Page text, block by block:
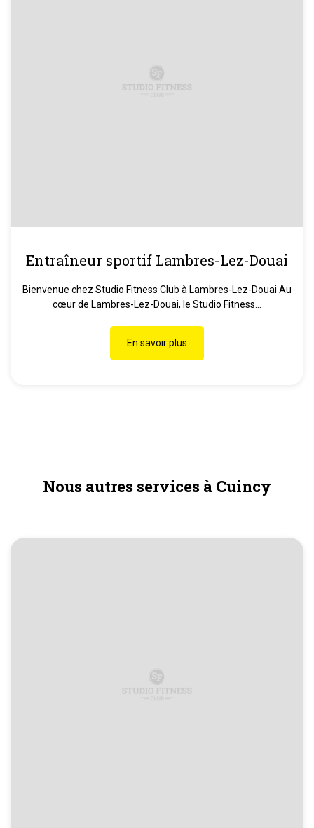
Entraîneur sportif Lambres-Lez-Douai
Bienvenue chez Studio Fitness Club à Lambres-Lez-Douai Au
cœur de Lambres-Lez-Douai, le Studio Fitness...
En savoir plus
Nous autres services à Cuincy